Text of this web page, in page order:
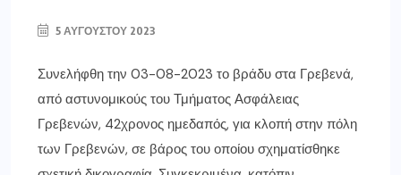
5 ΑΥΓΟΎΣΤΟΥ 2023
Συνελήφθη την 03-08-2023 το βράδυ στα Γρεβενά,
από αστυνομικούς του Τμήματος Ασφάλειας
Γρεβενών, 42χρονος ημεδαπός, για κλοπή στην πόλη
των Γρεβενών, σε βάρος του οποίου σχηματίσθηκε